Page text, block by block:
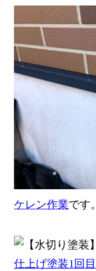
ケレン作業です。
仕上げ塗装1回目